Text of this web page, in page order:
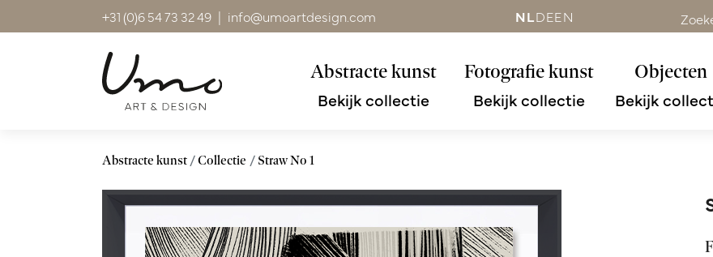
+31 (0)6 54 73 32 49 | info@umoartdesign.com NLDEEN
Abstracte kunst
Bekijk collectie
Fotografie kunst
Bekijk collectie
Objecten
Bekijk
Abstracte kunst Collectie Straw No 1